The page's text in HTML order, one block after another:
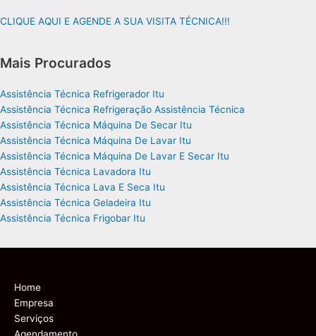
CLIQUE AQUI E AGENDE A SUA VISITA TÉCNICA!!!
Mais Procurados
Assistência Técnica Refrigerador Itu
Assistência Técnica Refrigeração Assistência Técnica
Assistência Técnica Máquina De Secar Itu
Assistência Técnica Máquina De Lavar Itu
Assistência Técnica Máquina De Lavar E Secar Itu
Assistência Técnica Lavadora Itu
Assistência Técnica Lava E Seca Itu
Assistência Técnica Geladeira Itu
Assistência Técnica Frigobar Itu
Home
Empresa
Serviços